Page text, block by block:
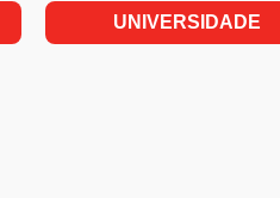
UNIVERSIDADE